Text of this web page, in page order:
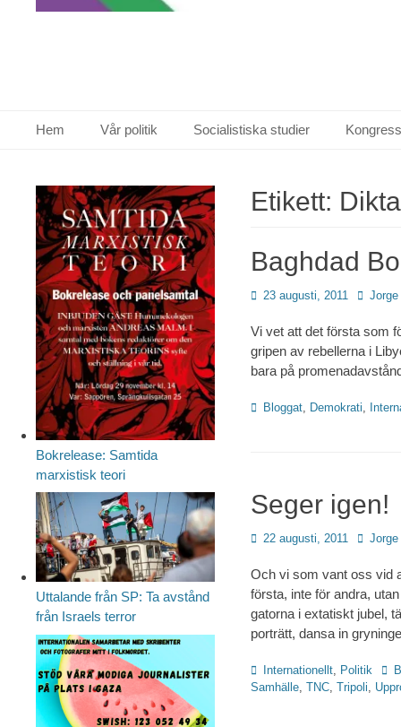
Primär meny
Hem Vår politik Socialistiska studier
Etikett:
Baghdad
Publicerad
23 augusti, 2011 Jorge
Vi vet att det första som
gripen av rebellerna i
bara på
Kategorier
Bloggat Demokrati
Seger igen!
Publicerad
22 augusti, 2011 Jorge
Och vi som vant oss vid
första, inte för andra,
gatorna i extatiskt jubel,
porträtt, dansa in
Kategorier
Internationellt Politik
Samhälle TNC Tripoli
Bokrelease: Samtida
marxistisk teori
Uttalande från SP: Ta avstånd
från Israels terror